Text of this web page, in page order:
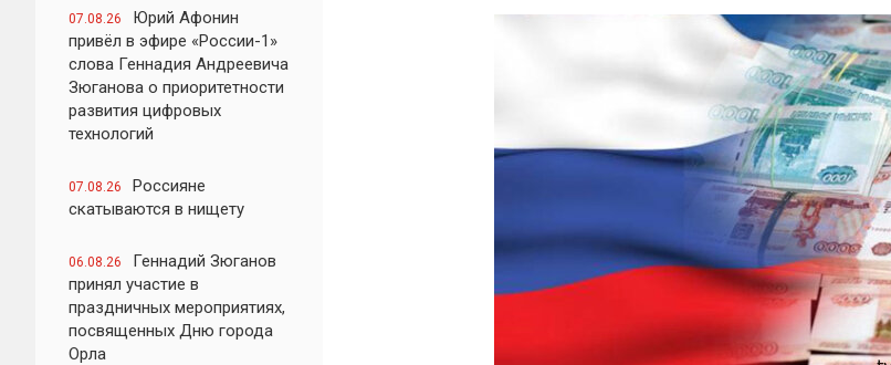
07.08.26
Юрий Афонин
привёл в эфире «России-1»
слова Геннадия Андреевича
Зюганова о приоритетности
развития цифровых
технологий
07.08.26
Россияне
скатываются в нищету
06.08.26
Геннадий Зюганов
принял участие в
праздничных мероприятиях,
посвященных Дню города
Орла